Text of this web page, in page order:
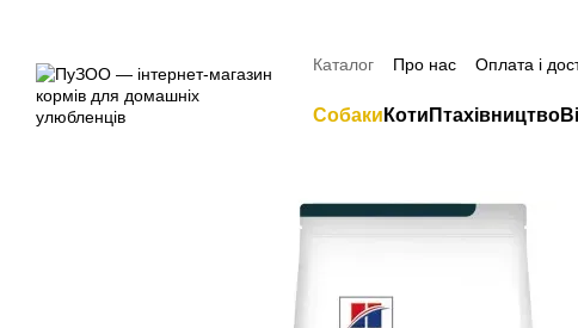
Каталог Про нас Оплата і
Собаки Коти Птахівництво